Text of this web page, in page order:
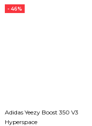
- 46%
Adidas Yeezy Boost 350 V3
Hyperspace